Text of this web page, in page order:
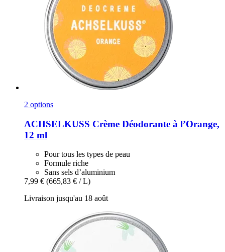
2 options
ACHSELKUSS Crème Déodorante à l’Orange,
12 ml
Pour tous les types de peau
Formule riche
Sans sels d’aluminium
7,99 € (665,83 € / L)
Livraison jusqu'au 18 août